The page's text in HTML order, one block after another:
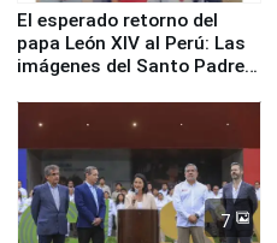
El esperado retorno del
papa León XIV al Perú: Las
imágenes del Santo Padre
7